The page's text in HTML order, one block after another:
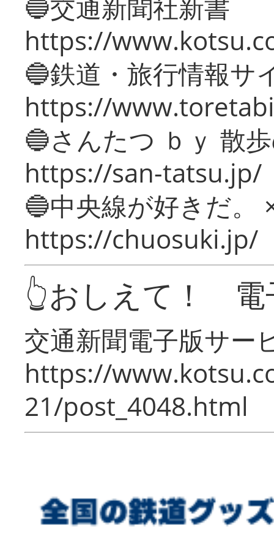
🔵交通新聞社新書
https://
🔵鉄道・旅行情報サ
https://
🔵さんたつ ｂｙ 散
https://san-tatsu.jp/
🔵中央線が好きだ。
https://chuosuki.jp/
👆おしえて！ 電
交通新聞電子版サー
https://
21/post_4048.html